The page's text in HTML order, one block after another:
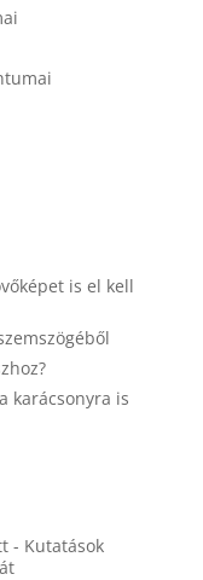
is el kell
karácsonyra is
- Kutatások